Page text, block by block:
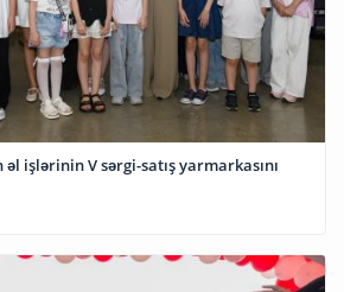
işlərinin V sərgi-satış yarmarkasını